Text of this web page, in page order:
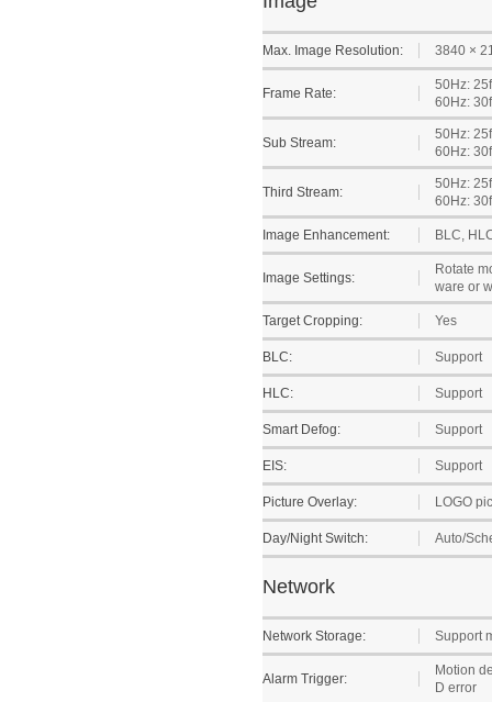
Max. Image Resolution: 3840 ×
Frame Rate:
50Hz:
60Hz:
Sub Stream:
50Hz:
60Hz:
Third Stream:
50Hz:
60Hz:
Image Enhancement: BLC,
Image Settings:
Rotate
ware or
Target Cropping: Yes
BLC: Support
HLC: Support
Smart Defog: Support
EIS: Support
Picture Overlay: LOGO
Day/Night Switch: Auto/
Network
Network Storage: Support
Alarm Trigger:
Motion
D error